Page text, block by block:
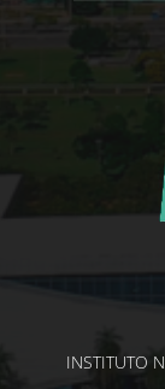
INSTITUTO